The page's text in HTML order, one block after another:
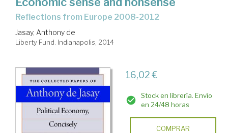
reflections from Europe 2008-2012
Jasay, Anthony de
Liberty Fund. Indianapolis, 2014
16,02 €
Stock en librería. Envío
en 24/48 horas
COMPRAR